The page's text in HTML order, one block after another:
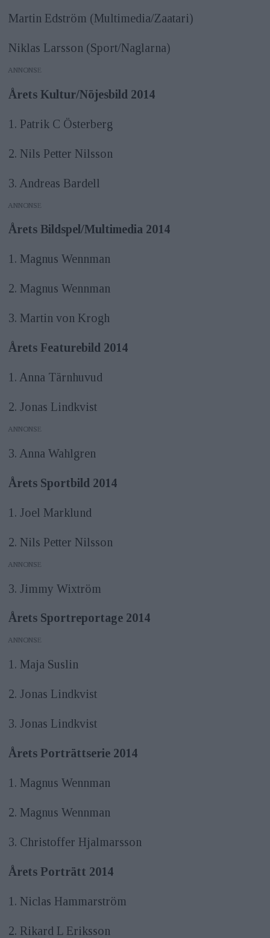
Martin Edström (Multimedia/Zaatari)
Niklas Larsson (Sport/Naglarna)
ANNONS
Årets Kultur/Nöjesbild 2014
1. Patrik C Österberg
2. Nils Petter Nilsson
3. Andreas Bardell
ANNONS
Årets Bildspel/Multimedia 2014
1. Magnus Wennman
2. Magnus Wennman
3. Martin von Krogh
Årets Featurebild 2014
1. Anna Tärnhuvud
2. Jonas Lindkvist
ANNONS
3. Anna Wahlgren
Årets Sportbild 2014
1. Joel Marklund
2. Nils Petter Nilsson
ANNONS
3. Jimmy Wixtröm
Årets Sportreportage 2014
ANNONS
1. Maja Suslin
2. Jonas Lindkvist
3. Jonas Lindkvist
Årets Porträttserie 2014
1. Magnus Wennman
2. Magnus Wennman
3. Christoffer Hjalmarsson
Årets Porträtt 2014
1. Niclas Hammarström
2. Rikard L Eriksson